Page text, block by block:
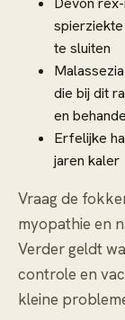
te sluiten
die bij dit
en
Erfelijke
jaren kaler
Vraag de
myopathie en
Verder geldt
controle en
kleine